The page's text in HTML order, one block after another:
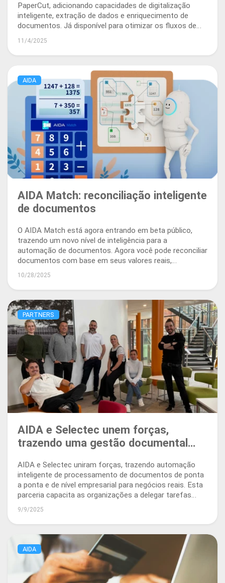
PaperCut, adicionando capacidades de digitalização
inteligente, extração de dados e enriquecimento de
documentos. Já disponível para otimizar os fluxos de
11/4/2025
AIDA
AIDA Match: reconciliação inteligente
de documentos
O AIDA Match está agora entrando em beta público,
trazendo um novo nível de inteligência para a
automação de documentos. Agora você pode reconciliar
documentos com base em seus valores reais,
ou faturado.
10/28/2025
PARTNERS
AIDA e Selectec unem forças,
trazendo uma gestão documental
AIDA e Selectec uniram forças, trazendo automação
inteligente de processamento de documentos de ponta
a ponta e de nível empresarial para negócios reais. Esta
parceria capacita as organizações a delegar tarefas
rotineiras de documentos, como faturas e contratos, a
agentes de IA.
9/9/2025
AIDA